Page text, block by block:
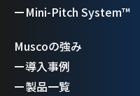
ーMini-Pitch System™
Muscoの強み
ー導入事例
ー製品一覧